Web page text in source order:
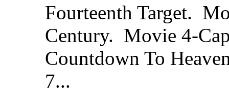
Fourteenth Target.
Century. Movie 4-
Countdown To
7...